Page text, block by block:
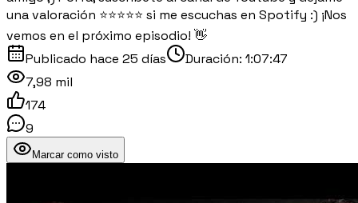
una valoración ⭐⭐⭐⭐⭐ si me escuchas en Spotify :) ¡Nos
vemos en el próximo episodio! 👋
Publicado hace 25 días Duración: 1:07:47
7,98 mil
174
9
Marcar como visto